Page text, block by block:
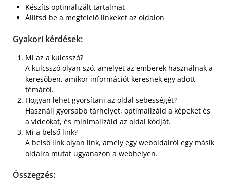
Készíts optimalizált tartalmat
Állítsd be a megfelelő linkeket az oldalon
Gyakori kérdések:
Mi az a kulcsszó?
A kulcsszó olyan szó, amelyet az emberek használnak a
keresőben, amikor információt keresnek egy adott
témáról.
Hogyan lehet gyorsítani az oldal sebességét?
Használj gyorsabb tárhelyet, optimalizáld a képeket és
a videókat, és minimalizáld az oldal kódját.
Mi a belső link?
A belső link olyan link, amely egy weboldalról egy másik
oldalra mutat ugyanazon a webhelyen.
Összegzés: